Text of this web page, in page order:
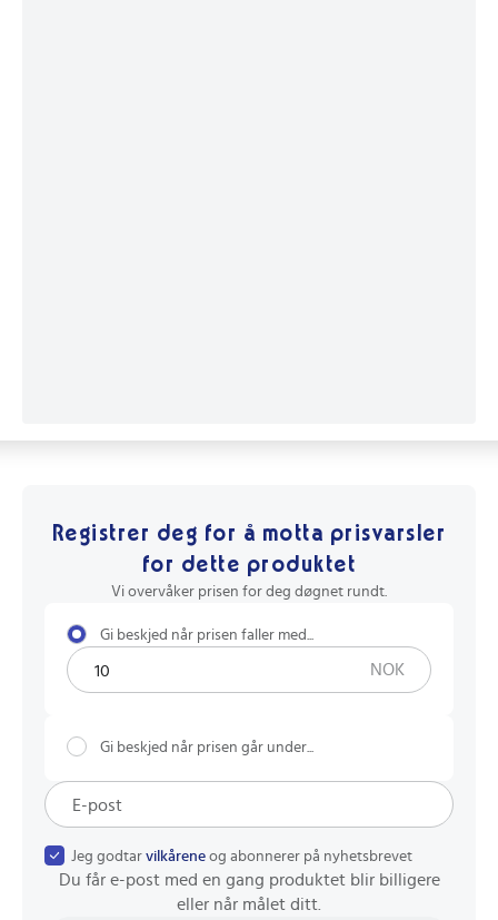
Registrer deg for å motta prisvarsler
for dette produktet
Vi overvåker prisen for deg døgnet rundt.
Gi beskjed når prisen faller med...
NOK
Gi beskjed når prisen går under...
Jeg godtar vilkårene og abonnerer på nyhetsbrevet
Du får e-post med en gang produktet blir billigere
eller når målet ditt.